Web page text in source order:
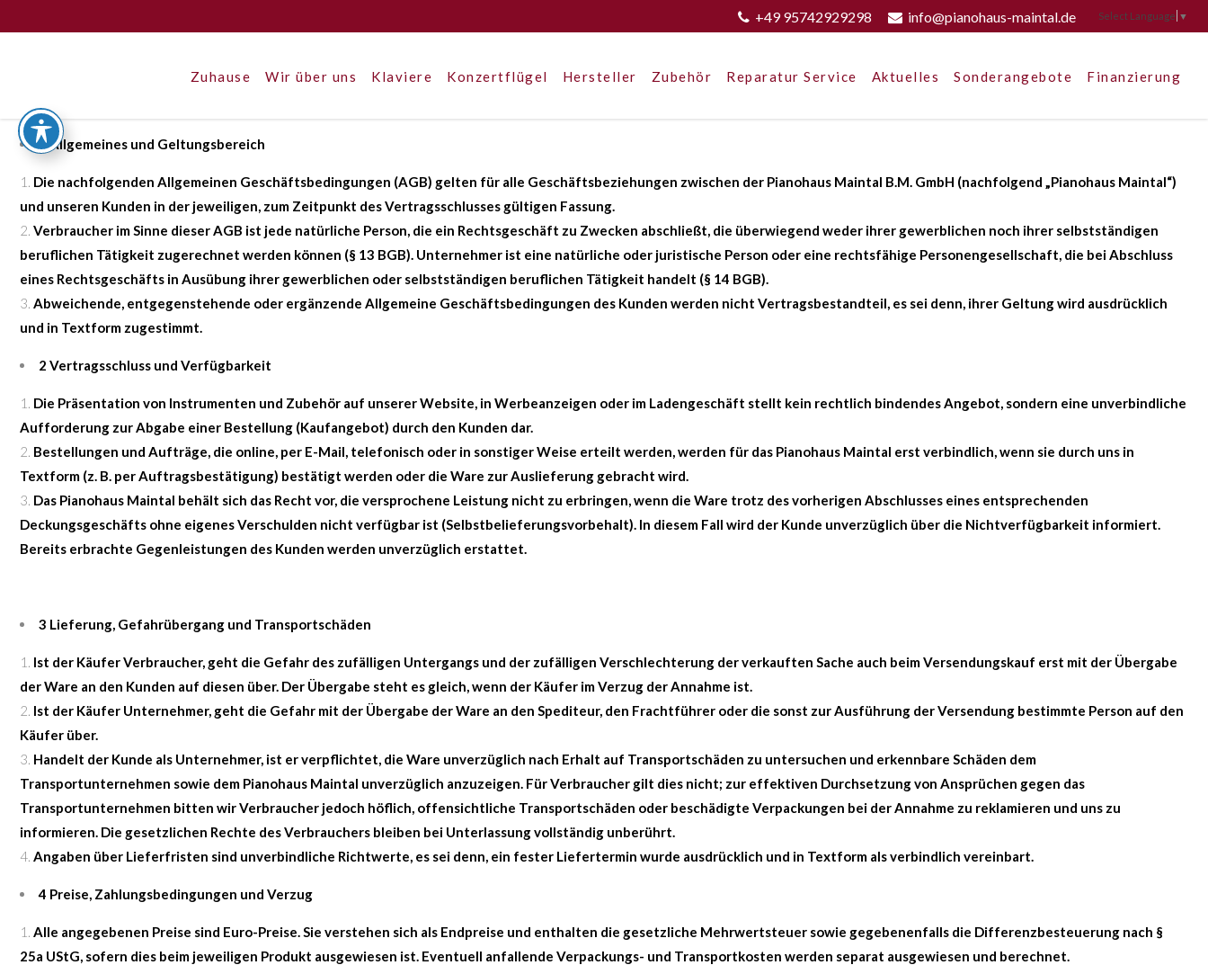
+49 95742929298 info@pianohaus-maintal.de Select Language ▼
Zuhause Wir über uns Klaviere Konzertflügel Hersteller Zubehör Reparatur Service Aktuelles Sonderangebote Finanzierung
1 Allgemeines und Geltungsbereich
Die nachfolgenden Allgemeinen Geschäftsbedingungen (AGB) gelten für alle Geschäftsbeziehungen zwischen der Pianohaus Maintal B.M. GmbH (nachfolgend „Pianohaus Maintal“)
und unseren Kunden in der jeweiligen, zum Zeitpunkt des Vertragsschlusses gültigen Fassung.
Verbraucher im Sinne dieser AGB ist jede natürliche Person, die ein Rechtsgeschäft zu Zwecken abschließt, die überwiegend weder ihrer gewerblichen noch ihrer selbstständigen
beruflichen Tätigkeit zugerechnet werden können (§ 13 BGB). Unternehmer ist eine natürliche oder juristische Person oder eine rechtsfähige Personengesellschaft, die bei Abschluss
eines Rechtsgeschäfts in Ausübung ihrer gewerblichen oder selbstständigen beruflichen Tätigkeit handelt (§ 14 BGB).
Abweichende, entgegenstehende oder ergänzende Allgemeine Geschäftsbedingungen des Kunden werden nicht Vertragsbestandteil, es sei denn, ihrer Geltung wird ausdrücklich
und in Textform zugestimmt.
2 Vertragsschluss und Verfügbarkeit
Die Präsentation von Instrumenten und Zubehör auf unserer Website, in Werbeanzeigen oder im Ladengeschäft stellt kein rechtlich bindendes Angebot, sondern eine unverbindliche
Aufforderung zur Abgabe einer Bestellung (Kaufangebot) durch den Kunden dar.
Bestellungen und Aufträge, die online, per E-Mail, telefonisch oder in sonstiger Weise erteilt werden, werden für das Pianohaus Maintal erst verbindlich, wenn sie durch uns in
Textform (z. B. per Auftragsbestätigung) bestätigt werden oder die Ware zur Auslieferung gebracht wird.
Das Pianohaus Maintal behält sich das Recht vor, die versprochene Leistung nicht zu erbringen, wenn die Ware trotz des vorherigen Abschlusses eines entsprechenden
Deckungsgeschäfts ohne eigenes Verschulden nicht verfügbar ist (Selbstbelieferungsvorbehalt). In diesem Fall wird der Kunde unverzüglich über die Nichtverfügbarkeit informiert.
Bereits erbrachte Gegenleistungen des Kunden werden unverzüglich erstattet.
3 Lieferung, Gefahrübergang und Transportschäden
Ist der Käufer Verbraucher, geht die Gefahr des zufälligen Untergangs und der zufälligen Verschlechterung der verkauften Sache auch beim Versendungskauf erst mit der Übergabe
der Ware an den Kunden auf diesen über. Der Übergabe steht es gleich, wenn der Käufer im Verzug der Annahme ist.
Ist der Käufer Unternehmer, geht die Gefahr mit der Übergabe der Ware an den Spediteur, den Frachtführer oder die sonst zur Ausführung der Versendung bestimmte Person auf den
Käufer über.
Handelt der Kunde als Unternehmer, ist er verpflichtet, die Ware unverzüglich nach Erhalt auf Transportschäden zu untersuchen und erkennbare Schäden dem
Transportunternehmen sowie dem Pianohaus Maintal unverzüglich anzuzeigen. Für Verbraucher gilt dies nicht; zur effektiven Durchsetzung von Ansprüchen gegen das
Transportunternehmen bitten wir Verbraucher jedoch höflich, offensichtliche Transportschäden oder beschädigte Verpackungen bei der Annahme zu reklamieren und uns zu
informieren. Die gesetzlichen Rechte des Verbrauchers bleiben bei Unterlassung vollständig unberührt.
Angaben über Lieferfristen sind unverbindliche Richtwerte, es sei denn, ein fester Liefertermin wurde ausdrücklich und in Textform als verbindlich vereinbart.
4 Preise, Zahlungsbedingungen und Verzug
Alle angegebenen Preise sind Euro-Preise. Sie verstehen sich als Endpreise und enthalten die gesetzliche Mehrwertsteuer sowie gegebenenfalls die Differenzbesteuerung nach §
25a UStG, sofern dies beim jeweiligen Produkt ausgewiesen ist. Eventuell anfallende Verpackungs- und Transportkosten werden separat ausgewiesen und berechnet.